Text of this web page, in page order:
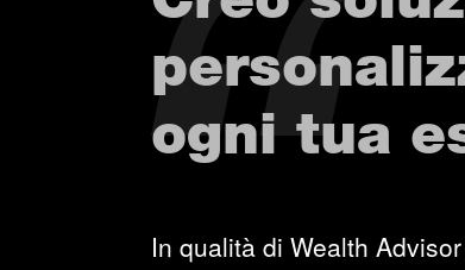
ogni tua
In qualità di Wealth